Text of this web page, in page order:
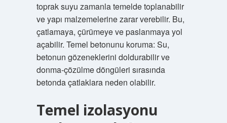
toprak suyu zamanla temelde toplanabilir
ve yapı malzemelerine zarar verebilir. Bu,
çatlamaya, çürümeye ve paslanmaya yol
açabilir. Temel betonunu koruma: Su,
betonun gözeneklerini doldurabilir ve
donma-çözülme döngüleri sırasında
betonda çatlaklara neden olabilir.
Temel izolasyonu